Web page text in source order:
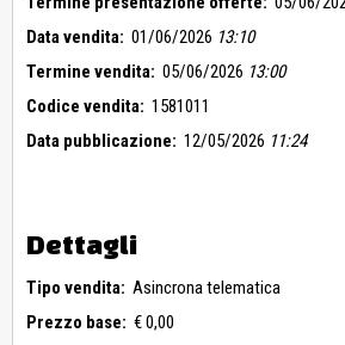
Data vendita: 01/06/2026 13:10
Termine vendita: 05/06/2026 13:00
Codice vendita: 1581011
Data pubblicazione: 12/05/2026 11:24
Dettagli
Tipo vendita: Asincrona telematica
Prezzo base: € 0,00